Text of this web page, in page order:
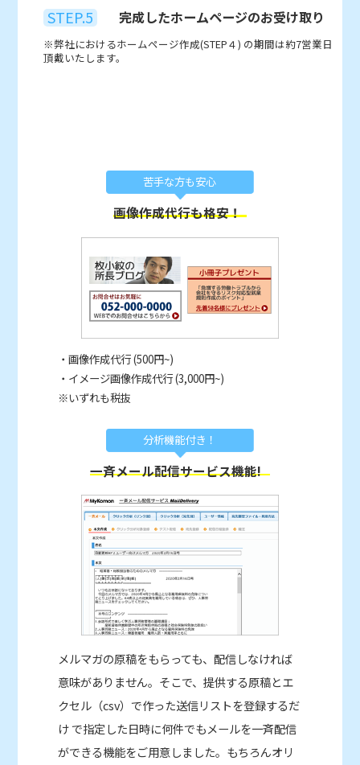
STEP.5 完成したホームページのお受け取り
※弊社におけるホームページ作成(STEP４) の期間は約7営業日
頂戴いたします。
苦手な方も安心
画像作成代行も格安！
・画像作成代行 (500円~)
・イメージ画像作成代行 (3,000円~)
※いずれも税抜
分析機能付き！
一斉メール配信サービス機能!
メルマガの原稿をもらっても、配信しなければ
意味がありません。そこで、提供する原稿とエ
クセル（csv）で作った送信リストを登録するだ
け で指定した日時に何件でもメールを一斉配信
ができる機能をご用意しました。もちろんオリ